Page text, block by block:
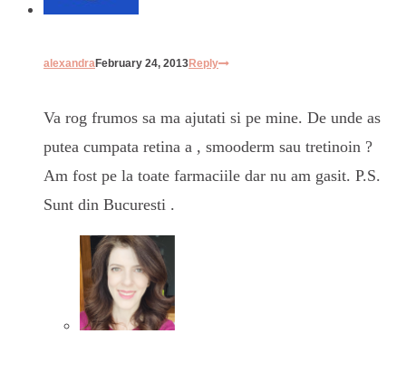
alexandraFebruary 24, 2013Reply
Va rog frumos sa ma ajutati si pe mine. De unde as
putea cumpata retina a , smooderm sau tretinoin ?
Am fost pe la toate farmaciile dar nu am gasit. P.S.
Sunt din Bucuresti .